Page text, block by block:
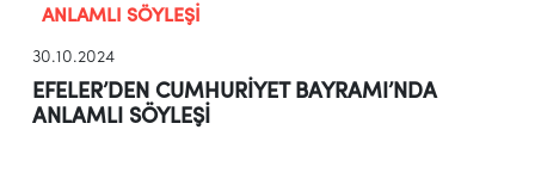
ANLAMLI SÖYLEŞİ
30.10.2024
EFELER’DEN CUMHURİYET BAYRAMI’NDA
ANLAMLI SÖYLEŞİ